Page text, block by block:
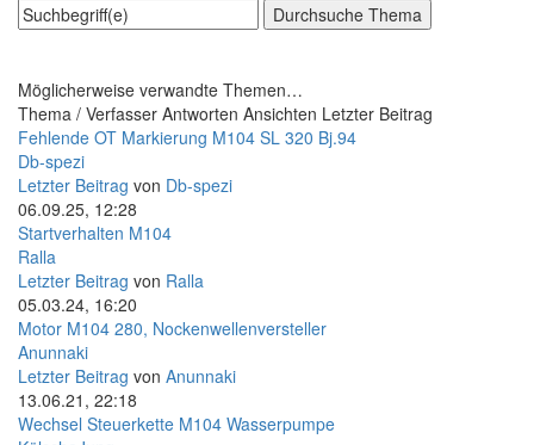
Möglicherweise verwandte Themen…
Thema / Verfasser Antworten Ansichten Letzter Beitrag
Fehlende OT Markierung M104 SL 320 Bj.94
Db-spezi
Letzter Beitrag von Db-spezi
06.09.25, 12:28
Startverhalten M104
Ralla
Letzter Beitrag von Ralla
05.03.24, 16:20
Motor M104 280, Nockenwellenversteller
Anunnaki
Letzter Beitrag von Anunnaki
13.06.21, 22:18
Wechsel Steuerkette M104 Wasserpumpe